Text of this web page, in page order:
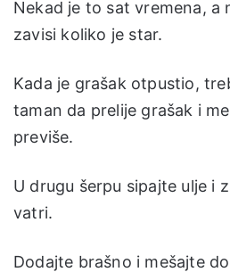
Nekad je to sat vremena, a
zavisi koliko je star.
Kada je grašak otpustio,
taman da prelije grašak i
previše.
U drugu šerpu sipajte ulje i
vatri.
Dodajte brašno i mešajte